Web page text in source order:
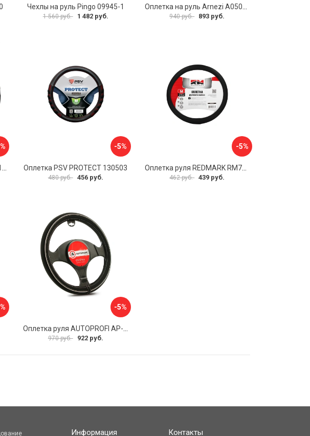
Чехлы на руль Pingo 09945-1
1 560 руб. 1 482 руб.
Оплетка на руль Arnezi A0501040
940 руб. 893 руб.
-5%
Оплетка PSV PROTECT 130503
480 руб. 456 руб.
-5%
Оплетка руля REDMARK RM78002
462 руб. 439 руб.
-5%
970 руб. 922 руб.
Информация Контакты